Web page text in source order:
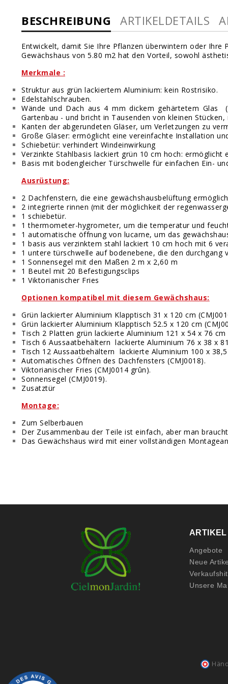
BESCHREIBUNG ARTIKELDETAILS
Entwickelt, damit Sie Ihre Pflanzen überwintern oder
Gewächshaus von 5.80 m2 hat den Vorteil, sowohl
Merkmale :
Struktur aus grün lackiertem Aluminium: kein Rostrisiko.
Edelstahlschrauben.
Wände und Dach aus 4 mm dickem gehärtetem Glas
Gartenbau - und bricht in Tausenden von kleinen
Kanten der abgerundeten Gläser, um Verletzungen zu
Große Gläser: ermöglicht eine vereinfachte Installation
Schiebetür: verhindert Windeinwirkung
Verzinkte Stahlbasis lackiert grün 10 cm hoch:
Basis mit bodengleicher Türschwelle für einfachen Ein-
Ausrüstung:
2 Dachfenstern, die eine gewächshausbelüftung
2 integrierte rinnen (mit der möglichkeit der
1 schiebetür.
1 thermometer-hygrometer, um die temperatur und
1 automatische öffnung von lucarne, um das
1 basis aus verzinktem stahl lackiert 10 cm hoch mit 6
1 untere türschwelle auf bodenebene, die den
1 Sonnensegel mit den Maßen 2 m x 2,60 m
1 Beutel mit 20 Befestigungsclips
1 Viktorianischer Fries
Optionen kompatibel mit diesem Gewächshaus:
Grün lackierter Aluminium Klapptisch 31 x 120 cm
Grün lackierter Aluminium Klapptisch 52.5 x 120 cm
Tisch 2 Platten grün lackierte Aluminium 121 x 54 x 76 cm
Tisch 6 Aussaatbehältern lackierte Aluminium 76 x 38 x
Tisch 12 Aussaatbehältern lackierte Aluminium 100 x
Automatisches Öffnen des Dachfensters (CMJ0018).
Viktorianischer Fries (CMJ0014 grûn).
Sonnensegel (CMJ0019).
Zusatztür
Montage:
Zum Selberbauen
Der Zusammenbau der Teile ist einfach, aber man
Das Gewächshaus wird mit einer vollständigen
ARTIKEL
Angebote
Neue
Unsere